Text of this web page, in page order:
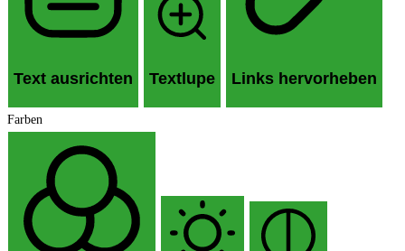
Text ausrichten Textlupe Links hervorheben
Farben